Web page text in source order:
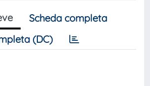
Scheda completa
(DC)